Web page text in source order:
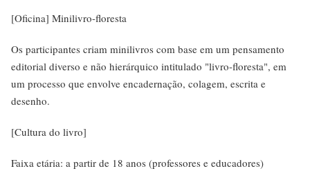
[Oficina] Minilivro-floresta
Os participantes criam minilivros com base em um pensamento
editorial diverso e não hierárquico intitulado "livro-floresta", em
um processo que envolve encadernação, colagem, escrita e
desenho.
[Cultura do livro]
Faixa etária: a partir de 18 anos (professores e educadores)